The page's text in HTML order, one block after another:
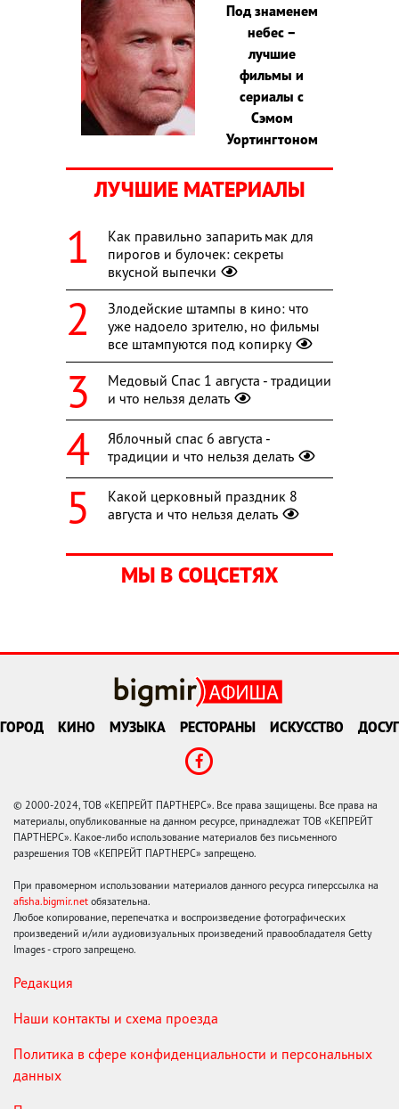
Под знаменем
небес –
лучшие
фильмы и
сериалы с
Сэмом
Уортингтоном
ЛУЧШИЕ МАТЕРИАЛЫ
Как правильно запарить мак для
пирогов и булочек: секреты
вкусной выпечки
Злодейские штампы в кино: что
уже надоело зрителю, но фильмы
все штампуются под копирку
Медовый Спас 1 августа - традиции
и что нельзя делать
Яблочный спас 6 августа -
традиции и что нельзя делать
Какой церковный праздник 8
августа и что нельзя делать
МЫ В СОЦСЕТЯХ
ГОРОД КИНО МУЗЫКА РЕСТОРАНЫ ИСКУССТВО ДОСУГ
© 2000-2024, ТОВ «КЕПРЕЙТ ПАРТНЕРС». Все права защищены. Все права на
материалы, опубликованные на данном ресурсе, принадлежат ТОВ «КЕПРЕЙТ
ПАРТНЕРС». Какое-либо использование материалов без письменного
разрешения ТОВ «КЕПРЕЙТ ПАРТНЕРС» запрещено.
При правомерном использовании материалов данного ресурса гиперссылка на
afisha.bigmir.net обязательна.
Любое копирование, перепечатка и воспроизведение фотографических
произведений и/или аудиовизуальных произведений правообладателя Getty
Images - строго запрещено.
Редакция
Наши контакты и схема проезда
Политика в сфере конфиденциальности и персональных
данных